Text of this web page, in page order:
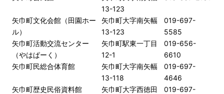
13-123
矢巾町文化会館（田園ホー
ル）
矢巾町大字南矢幅
13-123
019-697-
5585
矢巾町活動交流センター
（やはぱーく）
矢巾町駅東一丁目
12-1
019-656-
6610
矢巾町民総合体育館
矢巾町大字南矢幅
13-118
019-697-
4646
矢巾町歴史民俗資料館
矢巾町大字西徳田
019-697-